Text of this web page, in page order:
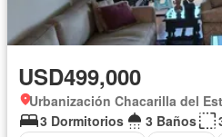
USD499,000
Urbanización Chacarilla del
3 Dormitorios
3 Baños